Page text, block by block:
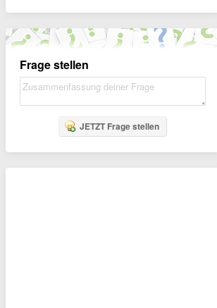
Frage stellen
JETZT Frage stellen